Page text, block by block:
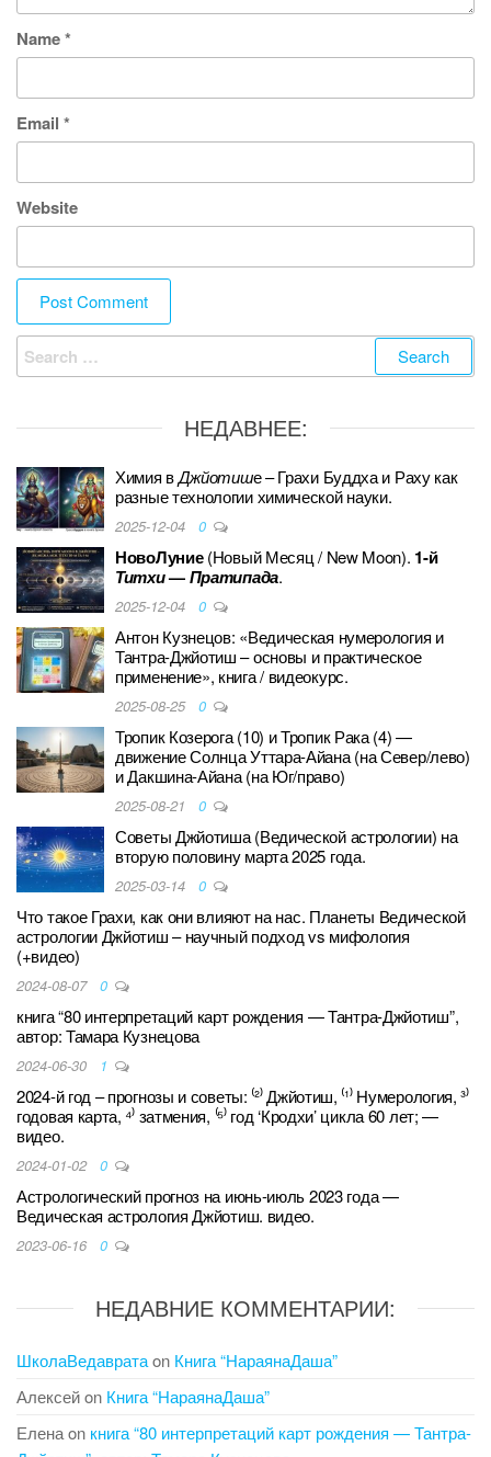
Name*
Email *
Website
Search
for:
НЕДАВНЕЕ:
Химия вДжйотише – Грахи Буддха и Раху как
разные технологии химической науки.
2025-12-04 0
НовоЛуние(Новый Месяц / New Moon). 1-й
Титхи—Пратипада.
2025-12-04 0
Антон Кузнецов: «Ведическая нумерология и
Тантра-Джйотиш – основы и практическое
применение», книга / видеокурс.
2025-08-25 0
Тропик Козерога (10) и Тропик Рака (4) —
движение Солнца Уттара-Айана (на Север/лево)
и Дакшина-Айана (на Юг/право)
2025-08-21 0
Советы Джйотиша (Ведической астрологии) на
вторую половину марта 2025 года.
2025-03-14 0
Что такое Грахи, как они влияют на нас. Планеты Ведической
астрологии Джйотиш – научный подход vs мифология
(+видео)
2024-08-07 0
книга “80 интерпретаций карт рождения — Тантра-Джйотиш”,
автор: Тамара Кузнецова
2024-06-30 1
2024-й год – прогнозы и советы: ⁽²⁾ Джйотиш, ⁽¹⁾ Нумерология, ³⁾
годовая карта, ⁴⁾ затмения, ⁽⁵⁾ год ‘Кродхи’ цикла 60 лет; —
видео.
2024-01-02 0
Астрологический прогноз на июнь-июль 2023 года —
Ведическая астрология Джйотиш. видео.
2023-06-16 0
НЕДАВНИЕ КОММЕНТАРИИ:
ШколаВедавратаon Книга “НараянаДаша”
Алексейon Книга “НараянаДаша”
Еленаon книга “80 интерпретаций карт рождения — Тантра-